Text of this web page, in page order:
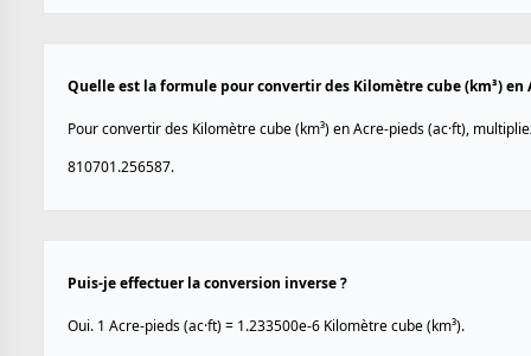
Quelle est la formule pour convertir des Kilomètre cube (km³) en
Pour convertir des Kilomètre cube (km³) en Acre-pieds (ac·ft),
810701.256587.
Puis-je effectuer la conversion inverse ?
Oui. 1 Acre-pieds (ac·ft) = 1.233500e-6 Kilomètre cube (km³).